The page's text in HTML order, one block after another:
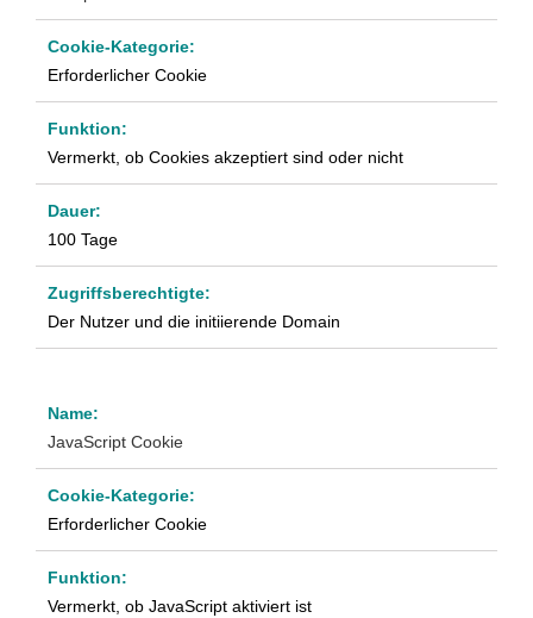
Erforderlicher Cookie
Vermerkt, ob Cookies akzeptiert sind oder nicht
100 Tage
Der Nutzer und die initiierende Domain
JavaScript Cookie
Erforderlicher Cookie
Vermerkt, ob JavaScript aktiviert ist